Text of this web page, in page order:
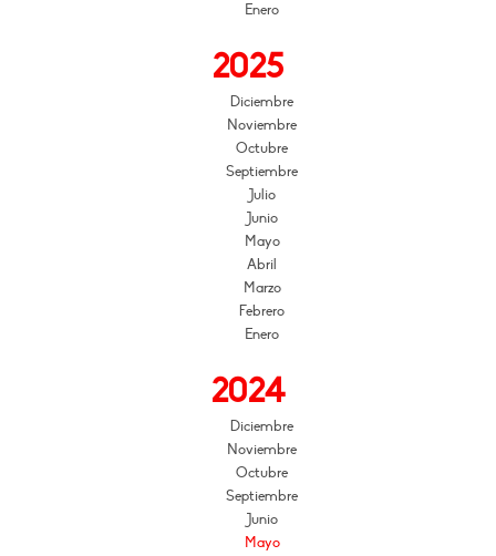
Enero
2025
Diciembre
Noviembre
Octubre
Septiembre
Julio
Junio
Mayo
Abril
Marzo
Febrero
Enero
2024
Diciembre
Noviembre
Octubre
Septiembre
Junio
Mayo